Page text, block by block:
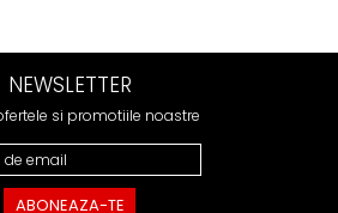
NEWSLETTER
si promotiile noastre